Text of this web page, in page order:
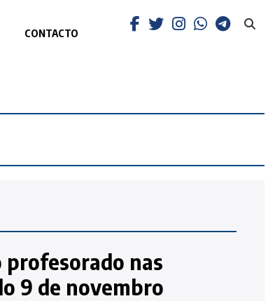
CONTACTO
profesorado nas
9 de novembro